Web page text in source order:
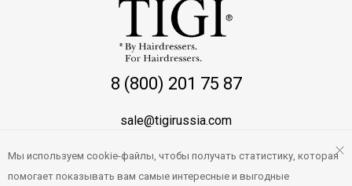
8 (800) 201 75 87
sale@tigirussia.com
Мы используем cookie-файлы, чтобы получать статистику, которая
помогает показывать вам самые интересные и выгодные